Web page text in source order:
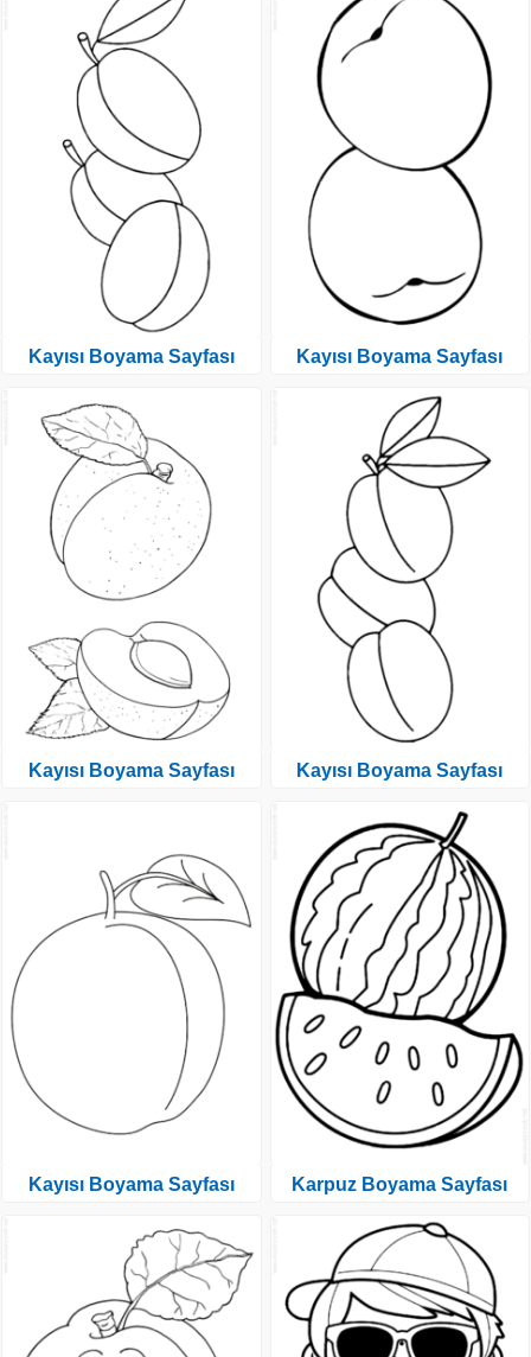
Kayısı Boyama Sayfası
Kayısı Boyama Sayfası
Kayısı Boyama Sayfası
Kayısı Boyama Sayfası
Kayısı Boyama Sayfası
Karpuz Boyama Sayfası